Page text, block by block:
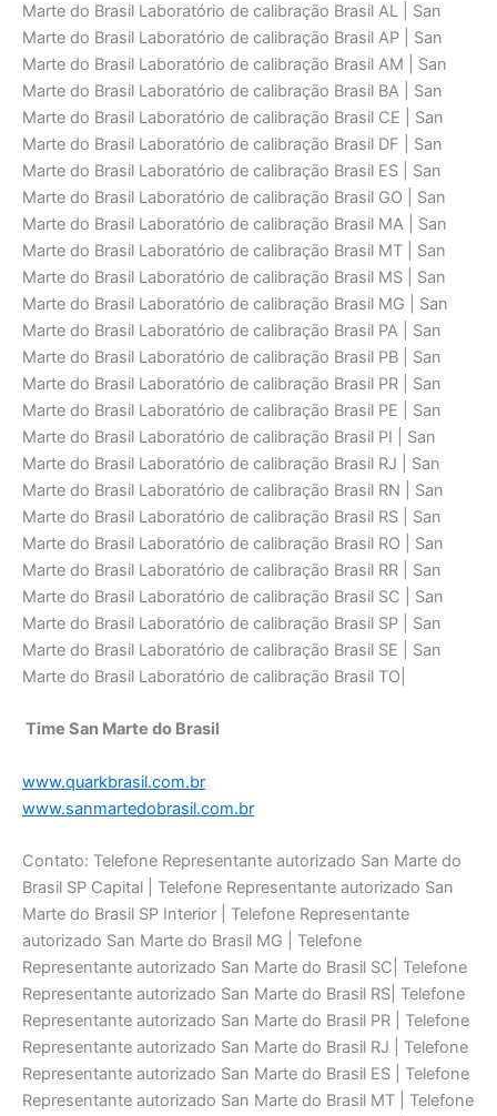
Marte do Brasil Laboratório de calibraçāo Brasil AL | San
Marte do Brasil Laboratório de calibraçāo Brasil AP | San
Marte do Brasil Laboratório de calibraçāo Brasil AM | San
Marte do Brasil Laboratório de calibraçāo Brasil BA | San
Marte do Brasil Laboratório de calibraçāo Brasil CE | San
Marte do Brasil Laboratório de calibraçāo Brasil DF | San
Marte do Brasil Laboratório de calibraçāo Brasil ES | San
Marte do Brasil Laboratório de calibraçāo Brasil GO | San
Marte do Brasil Laboratório de calibraçāo Brasil MA | San
Marte do Brasil Laboratório de calibraçāo Brasil MT | San
Marte do Brasil Laboratório de calibraçāo Brasil MS | San
Marte do Brasil Laboratório de calibraçāo Brasil MG | San
Marte do Brasil Laboratório de calibraçāo Brasil PA | San
Marte do Brasil Laboratório de calibraçāo Brasil PB | San
Marte do Brasil Laboratório de calibraçāo Brasil PR | San
Marte do Brasil Laboratório de calibraçāo Brasil PE | San
Marte do Brasil Laboratório de calibraçāo Brasil PI | San
Marte do Brasil Laboratório de calibraçāo Brasil RJ | San
Marte do Brasil Laboratório de calibraçāo Brasil RN | San
Marte do Brasil Laboratório de calibraçāo Brasil RS | San
Marte do Brasil Laboratório de calibraçāo Brasil RO | San
Marte do Brasil Laboratório de calibraçāo Brasil RR | San
Marte do Brasil Laboratório de calibraçāo Brasil SC | San
Marte do Brasil Laboratório de calibraçāo Brasil SP | San
Marte do Brasil Laboratório de calibraçāo Brasil SE | San
Marte do Brasil Laboratório de calibraçāo Brasil TO|
Time San Marte do Brasil
www.quarkbrasil.com.br
www.sanmartedobrasil.com.br
Contato: Telefone Representante autorizado San Marte do
Brasil SP Capital | Telefone Representante autorizado San
Marte do Brasil SP Interior | Telefone Representante
autorizado San Marte do Brasil MG | Telefone
Representante autorizado San Marte do Brasil SC| Telefone
Representante autorizado San Marte do Brasil RS| Telefone
Representante autorizado San Marte do Brasil PR | Telefone
Representante autorizado San Marte do Brasil RJ | Telefone
Representante autorizado San Marte do Brasil ES | Telefone
Representante autorizado San Marte do Brasil MT | Telefone